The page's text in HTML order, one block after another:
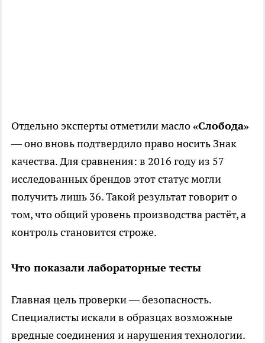
Отдельно эксперты отметили масло «Слобода»
— оно вновь подтвердило право носить Знак
качества. Для сравнения: в 2016 году из 57
исследованных брендов этот статус могли
получить лишь 36. Такой результат говорит о
том, что общий уровень производства растёт, а
контроль становится строже.
Что показали лабораторные тесты
Главная цель проверки — безопасность.
Специалисты искали в образцах возможные
вредные соединения и нарушения технологии.